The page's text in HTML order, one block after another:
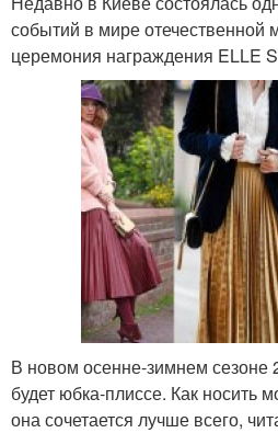
событий в мире отечественной
церемония награждения ELLE
В новом осенне-зимнем сезоне
будет юбка-плиссе. Как носить
она сочетается лучше всего,